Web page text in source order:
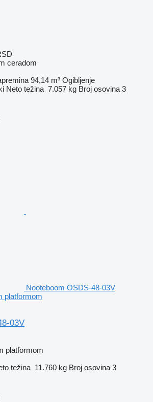
ceradom
94,14 m³ Ogibljenje
Neto težina 7.057 kg Broj osovina 3
Nooteboom OSDS-48-03V
platformom
03V
platformom
težina 11.760 kg Broj osovina 3